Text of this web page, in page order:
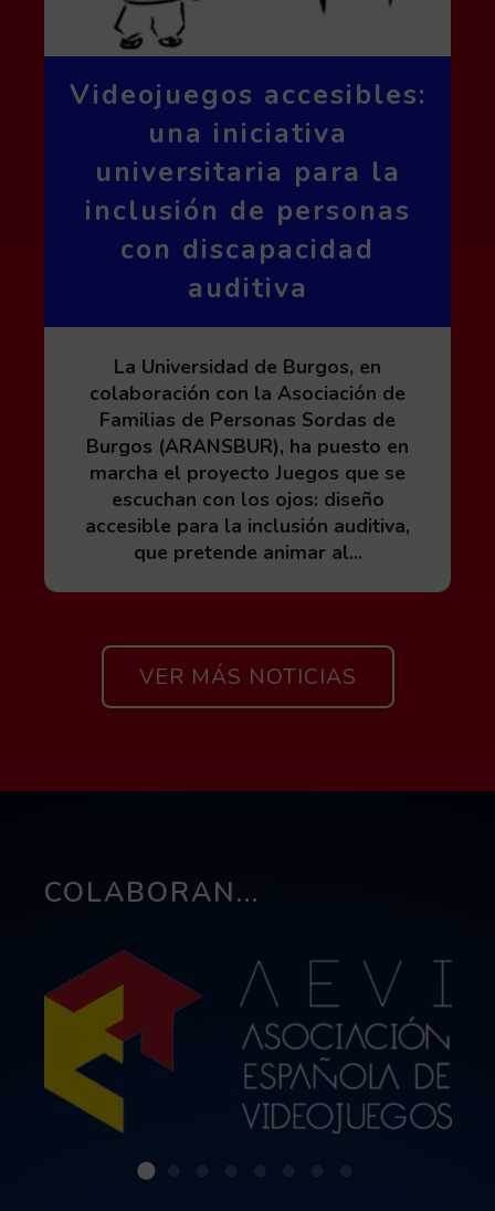
Videojuegos accesibles:
una iniciativa
universitaria para la
inclusión de personas
con discapacidad
auditiva
La Universidad de Burgos, en
colaboración con la Asociación de
Familias de Personas Sordas de
Burgos (ARANSBUR), ha puesto en
marcha el proyecto Juegos que se
escuchan con los ojos: diseño
accesible para la inclusión auditiva,
que pretende animar al...
VER MÁS NOTICIAS
COLABORAN...